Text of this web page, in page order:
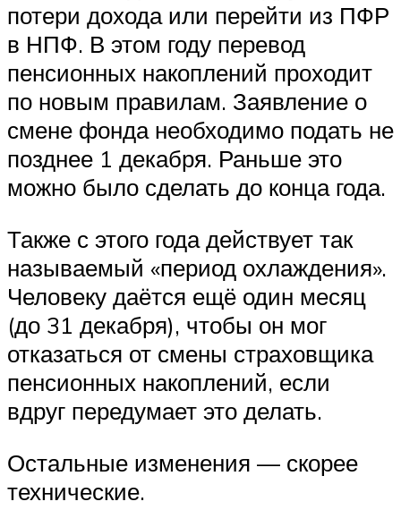
потери дохода или перейти из ПФР
в НПФ. В этом году перевод
пенсионных накоплений проходит
по новым правилам. Заявление о
смене фонда необходимо подать не
позднее 1 декабря. Раньше это
можно было сделать до конца года.
Также с этого года действует так
называемый «период охлаждения».
Человеку даётся ещё один месяц
(до 31 декабря), чтобы он мог
отказаться от смены страховщика
пенсионных накоплений, если
вдруг передумает это делать.
Остальные изменения — скорее
технические.